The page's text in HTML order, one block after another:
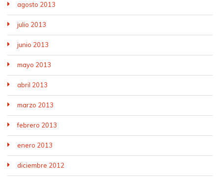
agosto 2013
julio 2013
junio 2013
mayo 2013
abril 2013
marzo 2013
febrero 2013
enero 2013
diciembre 2012